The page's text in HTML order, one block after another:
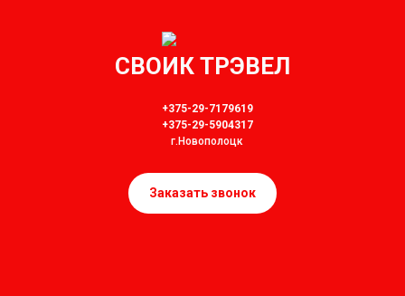
СВОИК ТРЭВЕЛ
+375-29-7179619
+375-29-5904317
г.Новополоцк
Заказать звонок